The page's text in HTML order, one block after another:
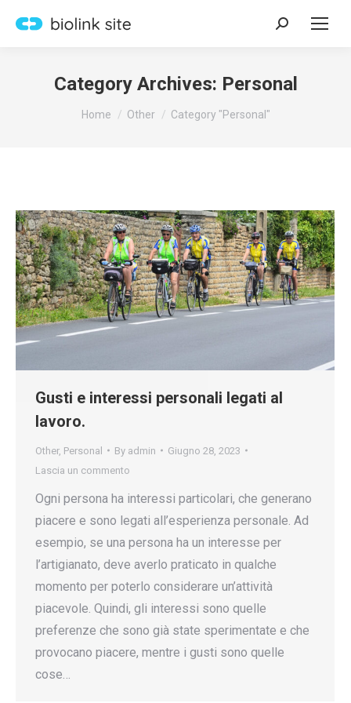
Search:
Category Archives: Personal
You are here:
Home Other Category "Personal"
Gusti e interessi personali legati al
lavoro.
Other, Personal By admin
Giugno 28, 2023
Lascia un commento
Ogni persona ha interessi particolari, che generano
piacere e sono legati all’esperienza personale. Ad
esempio, se una persona ha un interesse per
l’artigianato, deve averlo praticato in qualche
momento per poterlo considerare un’attività
piacevole. Quindi, gli interessi sono quelle
preferenze che sono già state sperimentate e che
provocano piacere, mentre i gusti sono quelle
cose…